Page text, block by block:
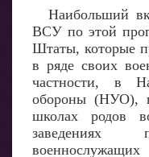
Наибольший
ВСУ по этой
Штаты, которые
в ряде своих
частности, в
обороны (НУО),
школах родов
заведениях